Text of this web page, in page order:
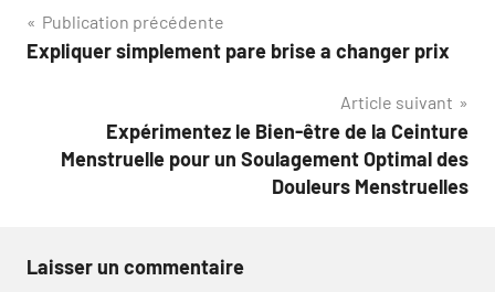
Navigation
de
Publication précédente
Expliquer simplement pare brise a changer prix
Article suivant
Expérimentez le Bien-être de la Ceinture
Menstruelle pour un Soulagement Optimal des
Douleurs Menstruelles
Laisser un commentaire